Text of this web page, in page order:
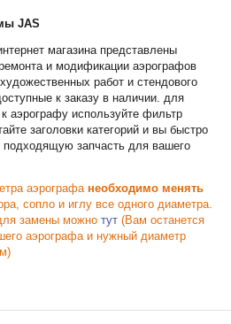
JAS
магазина представлены
и модификации аэрографов
работ и стендового
к заказу в наличии. для
аэрографу используйте фильтр
заголовки категорий и вы быстро
подходящую запчасть для вашего
аэрографанеобходимо менять
сопло и иглу все одного диаметра.
замены можнотут (Вам останется
аэрографа и нужный диаметр